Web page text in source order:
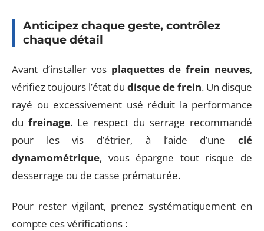
Anticipez chaque geste, contrôlez
chaque détail
Avant d’installer vos plaquettes de frein neuves,
vérifiez toujours l’état du disque de frein. Un disque
rayé ou excessivement usé réduit la performance
dufreinage. Le respect du serrage recommandé
pour les vis d’étrier, à l’aide d’une clé
dynamométrique, vous épargne tout risque de
desserrage ou de casse prématurée.
Pour rester vigilant, prenez systématiquement en
compte ces vérifications :